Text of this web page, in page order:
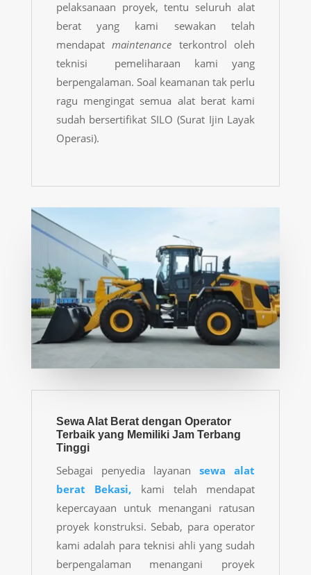
pelaksanaan proyek, tentu seluruh alat
berat yang kami sewakan telah
mendapatmaintenance terkontrol oleh
teknisi pemeliharaan kami yang
berpengalaman. Soal keamanan tak perlu
ragu mengingat semua alat berat kami
sudah bersertifikat SILO (Surat Ijin Layak
Operasi).
Sewa Alat Berat dengan Operator
Terbaik yang Memiliki Jam Terbang
Tinggi
Sebagai penyedia layanansewa alat
berat Bekasi, kami telah mendapat
kepercayaan untuk menangani ratusan
proyek konstruksi. Sebab, para operator
kami adalah para teknisi ahli yang sudah
berpengalaman menangani proyek